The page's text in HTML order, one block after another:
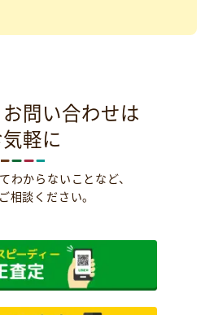
問い合わせは
軽に
わからないことなど、
相談ください。